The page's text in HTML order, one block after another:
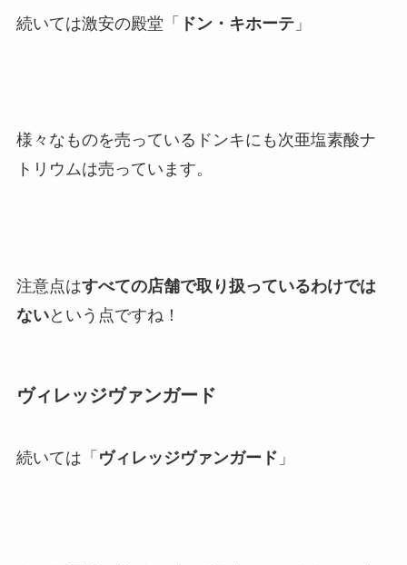
続いては激安の殿堂「 ドン・キホーテ」
様々なものを売っているドンキにも次亜塩素酸ナ
トリウムは売っています。
注意点はすべての店舗で取り扱っているわけでは
ないという点ですね！
ヴィレッジヴァンガード
続いては「 ヴィレッジヴァンガード 」